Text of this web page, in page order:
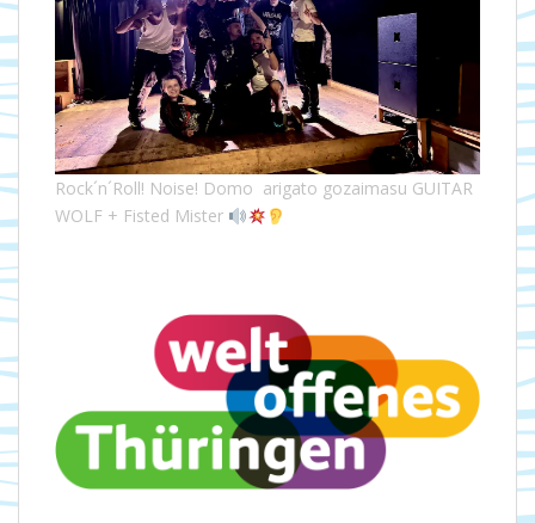
Rock´n´Roll! Noise! Domo arigato gozaimasu GUITAR
WOLF + Fisted Mister